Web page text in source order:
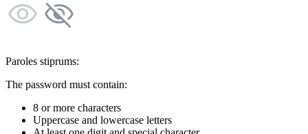
Paroles stiprums:
The password must contain:
8 or more characters
Uppercase and lowercase letters